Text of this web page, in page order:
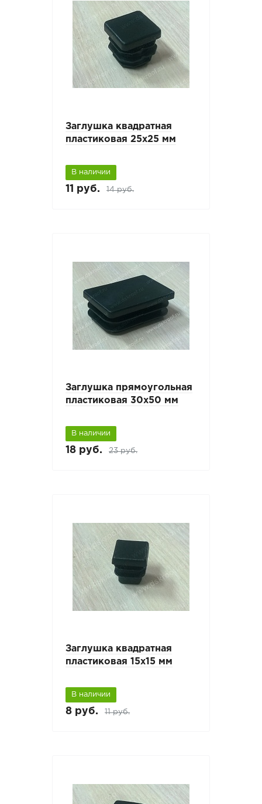
Заглушка квадратная
пластиковая 25х25 мм
В наличии
11 руб. 14 руб.
Заглушка прямоугольная
пластиковая 30х50 мм
В наличии
18 руб. 23 руб.
Заглушка квадратная
пластиковая 15х15 мм
В наличии
8 руб. 11 руб.